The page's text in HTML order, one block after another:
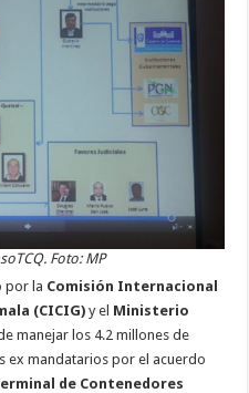
Foto: MP
por la Comisión Internacional
(CICIG) y el Ministerio
manejar los 4.2 millones de
ex mandatarios por el acuerdo
de Contenedores